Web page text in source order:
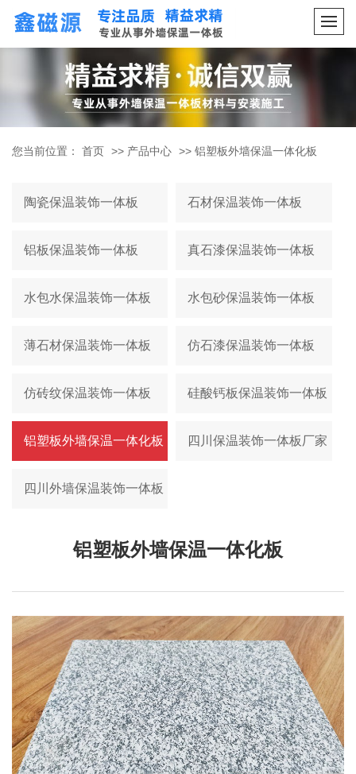
您当前位置： 首页 >> 产品中心 >> 铝塑板外墙保温一体化板
陶瓷保温装饰一体板 石材保温装饰一体板
铝板保温装饰一体板 真石漆保温装饰一体板
水包水保温装饰一体板 水包砂保温装饰一体板
薄石材保温装饰一体板 仿石漆保温装饰一体板
仿砖纹保温装饰一体板 硅酸钙板保温装饰一体板
铝塑板外墙保温一体化板 四川保温装饰一体板厂家
四川外墙保温装饰一体板
铝塑板外墙保温一体化板